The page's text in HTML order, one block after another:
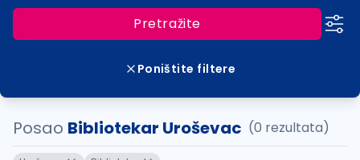
Pretražite
Poništite filtere
Posao Bibliotekar Uroševac (0 rezultata)